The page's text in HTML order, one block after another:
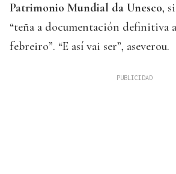
Patrimonio Mundial da Unesco,
“teña a documentación definitiva
febreiro”. “E así vai ser”, aseverou.